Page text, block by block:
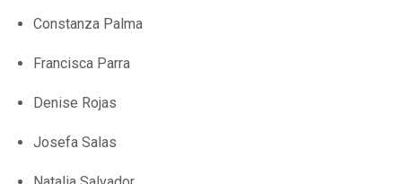
Constanza Palma
Francisca Parra
Denise Rojas
Josefa Salas